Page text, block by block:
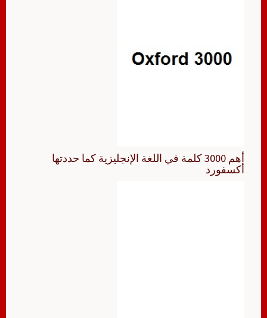
أهم 3000 كلمة في اللغة الإنجليزية كما حددتها
أكسفورد